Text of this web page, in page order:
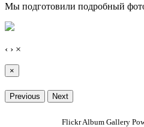
Мы подготовили подробный
‹ › ×
×
Previous Next
Flickr Album Gallery